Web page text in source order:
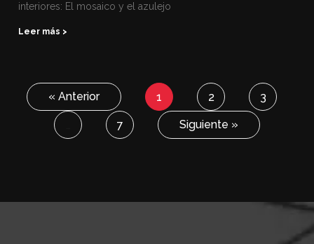
interiores: El mosaico y el azulejo
Leer más >
« Anterior 1 2 3
7 Siguiente »